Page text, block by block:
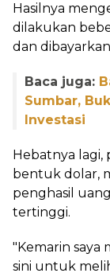
Hasilnya
dilakukan
dan
Baca juga:
Sumbar,
Investasi
Hebatnya lagi,
bentuk dolar,
penghasil
tertinggi.
"Kemarin saya
sini untuk